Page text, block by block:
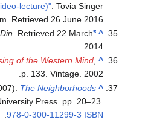
lecture)" . Tovia Singer
. Retrieved 26 June 2016
^
"Halachic Ruling"
. Retrieved 22 March
2014
^
of the Western Mind,
p. 133. Vintage. 2002.
^
The Neighborhoods
Press. pp. 20–23.
ISBN
978-0-300-11299-3
.